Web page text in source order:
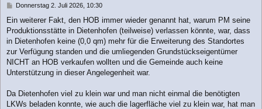
B
i
t
r
a
g
Donnerstag 2. Juli 2026, 10:30
Ein weiterer Fakt, den HOB immer wieder genannt hat, warum PM seine
Produktionsstätte in Dietenhofen (teilweise) verlassen könnte, war, dass
in Dietenhofen keine (0,0 qm) mehr für die Erweiterung des Standortes
zur Verfügung standen und die umliegenden Grundstückseigentümer
NICHT an HOB verkaufen wollten und die Gemeinde auch keine
Unterstützung in dieser Angelegenheit war.
Da Dietenhofen viel zu klein war und man nicht einmal die benötigten
LKWs beladen konnte, wie auch die lagerfläche viel zu klein war, hat man